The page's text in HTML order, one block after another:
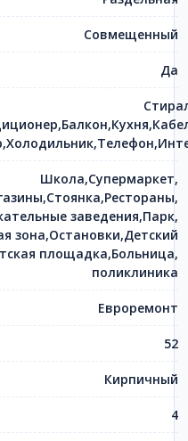
Совмещенный
Да
Школа,Супермаркет,
заведения,Парк,
зона,Остановки,Детский
площадка,Больница,
поликлиника
Евроремонт
52
Кирпичный
4